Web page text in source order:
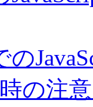
の
の注